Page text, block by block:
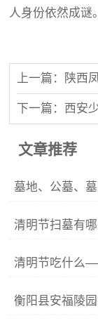
人身份依然成谜。
下一篇：西安
文章推荐
清明节扫墓有哪
清明节吃什么